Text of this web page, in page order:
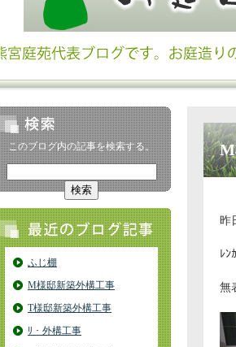
このブログ内の記事を検索する。
ふじ棚
M様邸新築外構工事
T様邸新築外構工事
ﾘ・外構工事
昨
ﾚﾝ
無